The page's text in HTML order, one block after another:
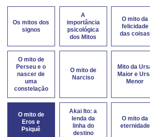
Os mitos dos
signos
A
importância
psicológica
dos Mitos
O mito da
felicidade
das coisas
O mito de
Perseu e o
nascer de
uma
constelação
O mito de
Narciso
Mito da
Maior e
Menor
O mito de
Eros e
Psiquê
Akai Ito: a
lenda da
linha do
destino
O mito da
eternidade